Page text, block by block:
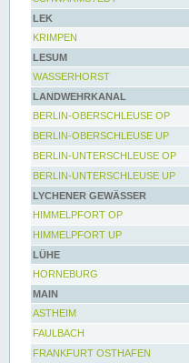
LEK
KRIMPEN
LESUM
WASSERHORST
LANDWEHRKANAL
BERLIN-OBERSCHLEUSE OP
BERLIN-OBERSCHLEUSE UP
BERLIN-UNTERSCHLEUSE OP
BERLIN-UNTERSCHLEUSE UP
LYCHENER GEWÄSSER
HIMMELPFORT OP
HIMMELPFORT UP
LÜHE
HORNEBURG
MAIN
ASTHEIM
FAULBACH
FRANKFURT OSTHAFEN